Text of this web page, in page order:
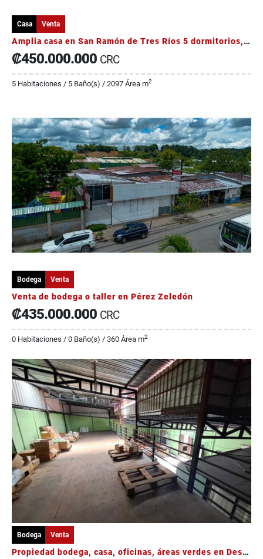
Casa Venta
Amplia casa en San Ramón de Tres Ríos 5 dormitorios, jardínes
₡450.000.000 CRC
5 Habitaciones / 5 Baño(s) / 2097 Área m2
Bodega Venta
Venta de bodega o taller en Pérez Zeledón
₡435.000.000 CRC
0 Habitaciones / 0 Baño(s) / 360 Área m2
Bodega Venta
Propiedad bodega, casa, oficinas, áreas verdes en Desamparados